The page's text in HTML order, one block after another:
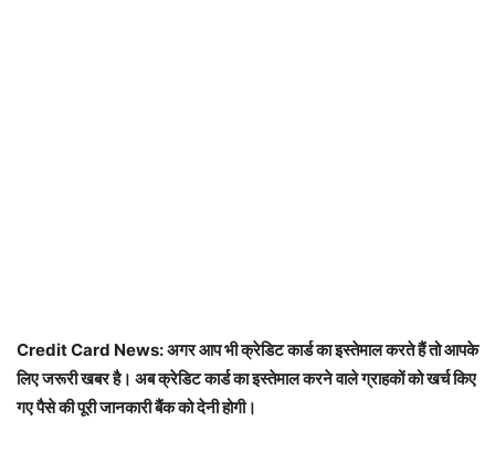
Credit Card News: अगर आप भी क्रेडिट कार्ड का इस्तेमाल करते हैं तो आपके
लिए जरूरी खबर है। अब क्रेडिट कार्ड का इस्तेमाल करने वाले ग्राहकों को खर्च किए
गए पैसे की पूरी जानकारी बैंक को देनी होगी।